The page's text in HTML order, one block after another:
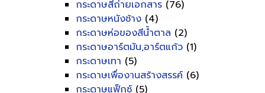
กระดาษสีถ่ายเอกสาร (76)
กระดาษหนังช้าง (4)
กระดาษห่อของสีน้ำตาล (2)
กระดาษอาร์ตมัน,อาร์ตแก้ว (1)
กระดาษเทา (5)
กระดาษเพื่องานสร้างสรรค์ (6)
กระดาษแฟ็กซ์ (5)